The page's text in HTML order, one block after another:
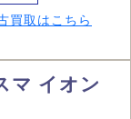
買取はこちら
マ イオン